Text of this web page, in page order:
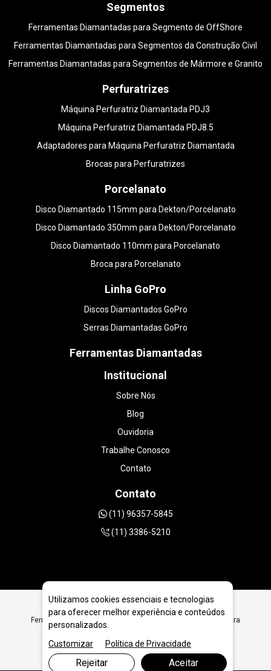
Segmentos
Ferramentas Diamantadas para Segmento de OffShore
Ferramentas Diamantadas para Segmentos da Construção Civil
Ferramentas Diamantadas para Segmentos de Mármore e Granito
Perfuratrizes
Máquina Perfuratriz Diamantada PDJ3
Máquina Perfuratriz Diamantada PDJ8.5
Adaptadores para Máquina Perfuratriz Diamantada
Brocas para Perfuratrizes
Porcelanato
Disco Diamantado 115mm para Dekton/Porcelanato
Disco Diamantado 350mm para Dekton/Porcelanato
Disco Diamantado 110mm para Porcelanato
Broca para Porcelanato
Linha GoPro
Discos Diamantados GoPro
Serras Diamantadas GoPro
Ferramentas Diamantadas
Institucional
Sobre Nós
Blog
Ouvidoria
Trabalhe Conosco
Contato
Contato
(11) 96357-5845
(11) 3386-5210
Ferramentas Diamantadas para Fabricantes de Máquinas para
Utilizamos cookies essenciais e tecnologias
para oferecer melhor experiência e conteúdos
personalizados.
Customizar
Política de Privacidade
Rejeitar Aceitar